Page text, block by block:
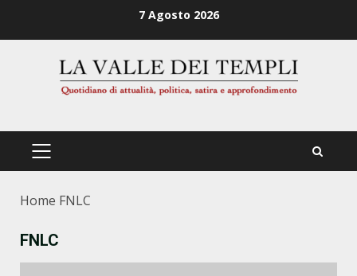
7 Agosto 2026
PRIMÄRES
Home FNLC
FNLC